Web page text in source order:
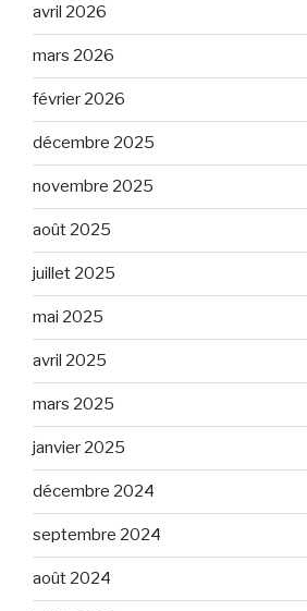
avril 2026
mars 2026
février 2026
décembre 2025
novembre 2025
août 2025
juillet 2025
mai 2025
avril 2025
mars 2025
janvier 2025
décembre 2024
septembre 2024
août 2024